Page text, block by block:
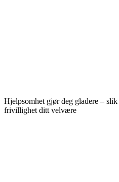
Hjelpsomhet gjør deg gladere –
frivillighet ditt velvære